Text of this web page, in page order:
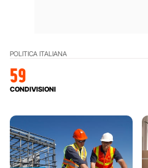
POLITICA ITALIANA
59
CONDIVISIONI